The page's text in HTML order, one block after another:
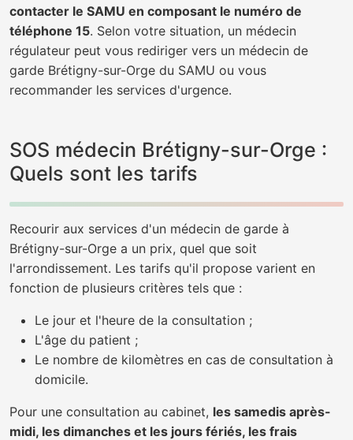
contacter le SAMU en composant le numéro de
téléphone 15. Selon votre situation, un médecin
régulateur peut vous rediriger vers un médecin de
garde Brétigny-sur-Orge du SAMU ou vous
recommander les services d'urgence.
SOS médecin Brétigny-sur-Orge :
Quels sont les tarifs
Recourir aux services d'un médecin de garde à
Brétigny-sur-Orge a un prix, quel que soit
l'arrondissement. Les tarifs qu'il propose varient en
fonction de plusieurs critères tels que :
Le jour et l'heure de la consultation ;
L'âge du patient ;
Le nombre de kilomètres en cas de consultation à
domicile.
Pour une consultation au cabinet, les samedis après-
midi, les dimanches et les jours fériés, les frais